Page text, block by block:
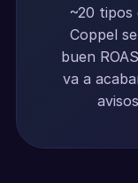
~20 tipos
Coppel
buen
va a